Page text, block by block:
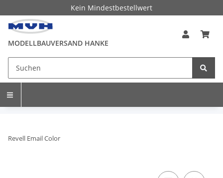
Kein Mindestbestellwert
MODELLBAUVERSAND HANKE
Revell Email Color